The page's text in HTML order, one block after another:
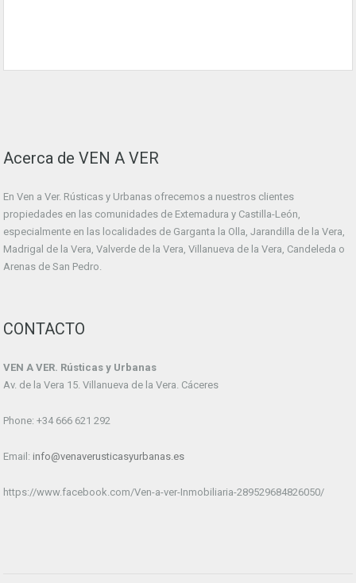
Acerca de VEN A VER
En Ven a Ver. Rústicas y Urbanas ofrecemos a nuestros clientes
propiedades en las comunidades de Extemadura y Castilla-León,
especialmente en las localidades de Garganta la Olla, Jarandilla de la Vera,
Madrigal de la Vera, Valverde de la Vera, Villanueva de la Vera, Candeleda o
Arenas de San Pedro.
CONTACTO
VEN A VER. Rústicas y Urbanas
Av. de la Vera 15. Villanueva de la Vera. Cáceres
Phone: +34 666 621 292
Email: info@venaverusticasyurbanas.es
https://www.facebook.com/Ven-a-ver-Inmobiliaria-289529684826050/